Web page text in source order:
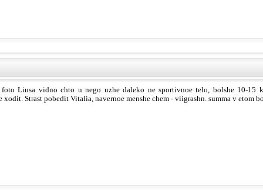
foto Liusa vidno chto u nego uzhe daleko ne sportivnoe telo, bolshe 10-
xodit. Strast pobedit Vitalia, navernoe menshe chem - viigrashn. summa v etom